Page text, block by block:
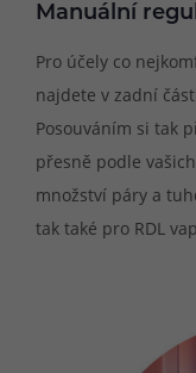
Manuální
Pro účely co
najdete v zadní
Posouváním si tak
přesně podle
množství páry a
tak také pro RDL